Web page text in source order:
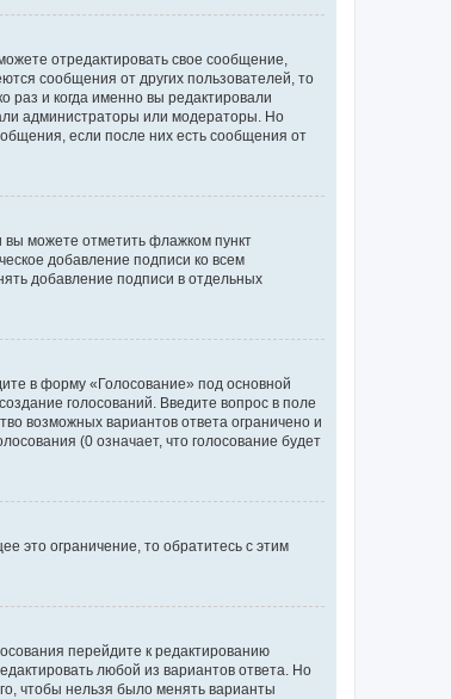
отредактировать свое сообщение,
сообщения от других пользователей, то
раз и когда именно вы редактировали
администраторы или модераторы. Но
если после них есть сообщения от
вы можете отметить флажком пункт
добавление подписи ко всем
добавление подписи в отдельных
в форму «Голосование» под основной
голосований. Введите вопрос в поле
возможных вариантов ответа ограничено и
(0 означает, что голосование будет
это ограничение, то обратитесь с этим
перейдите к редактированию
любой из вариантов ответа. Но
чтобы нельзя было менять варианты